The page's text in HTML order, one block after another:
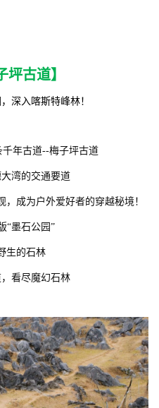
坪古道】
深入喀斯特峰林！
年古道--梅子坪古道
湾的交通要道
成为户外爱好者的穿越秘境！
“墨石公园”
生的石林
看尽魔幻石林